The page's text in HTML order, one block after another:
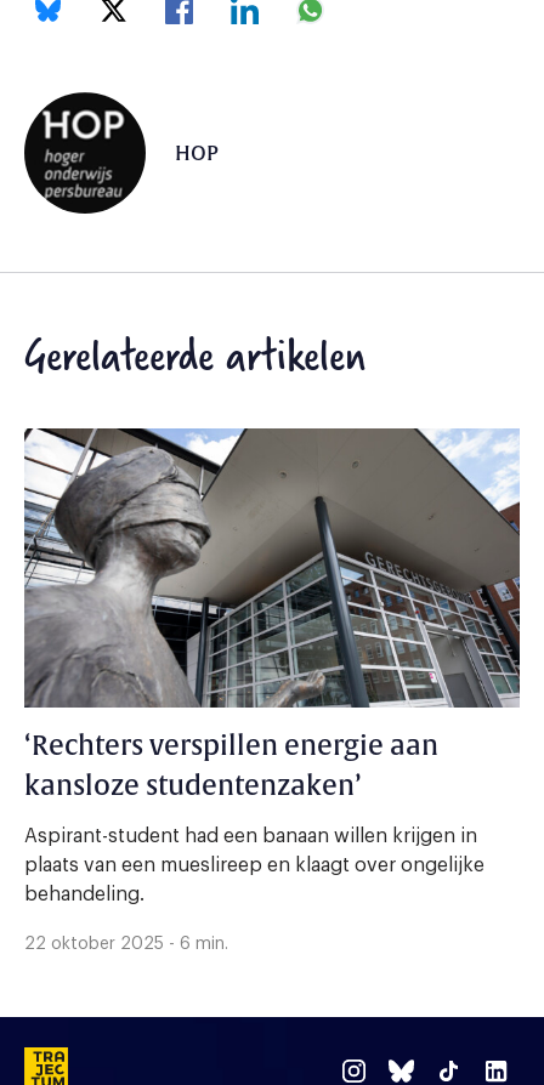
HOP
Gerelateerde artikelen
‘Rechters verspillen energie aan
kansloze studentenzaken’
Aspirant-student had een banaan willen krijgen in
plaats van een mueslireep en klaagt over ongelijke
behandeling.
22 oktober 2025 - 6 min.